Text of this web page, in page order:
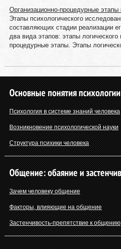
Организационно-процедурные этапы
Этапы психологического
составляющих стадии реализации
два вида этапов: этапы логического
процедурные этапы. Этапы
Основные понятия психологии
Психология в системе знаний человека
Возникновение психологической науки
Структура психики человека
Общение: обаяние и
Зачем человеку общение
Факторы, влияющие на общение
Застенчивость-препятствие к общению